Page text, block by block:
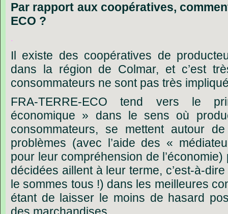
Par rapport aux coopératives,
ECO ?
.
Il existe des coopératives de
dans la région de Colmar, et c’est
consommateurs ne sont pas très
FRA-TERRE-ECO tend vers le
économique » dans le sens où
consommateurs, se mettent autour
problèmes (avec l’aide des «
pour leur compréhension de
décidées aillent à leur terme, c’est-à-
le sommes tous !) dans les meilleures
étant de laisser le moins de hasard